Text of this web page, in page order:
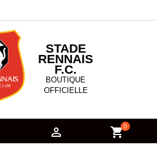
STADE
RENNAIS
F.C.
BOUTIQUE
OFFICIELLE
 shopping_cart0